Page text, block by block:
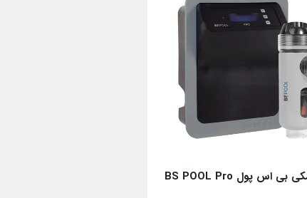
کلرزن نمکی بی اس پول BS POOL Pro